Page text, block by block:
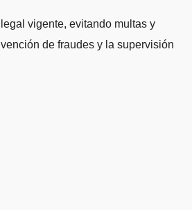
vigente, evitando multas y
de fraudes y la supervisión